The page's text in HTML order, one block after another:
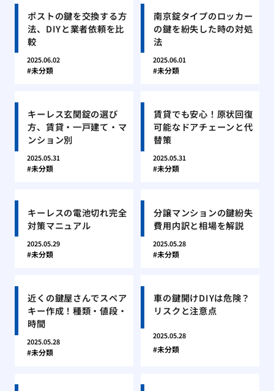
ポストの鍵を交換する方
法、DIYと業者依頼を比
較
2025.06.02
未分類
南京錠タイプのロッカー
の鍵を紛失した時の対処
法
2025.06.01
未分類
キーレス玄関錠の選び
方、賃貸・一戸建て・マ
ンション別
2025.05.31
未分類
賃貸でも安心！原状回復
可能なドアチェーンと代
替策
2025.05.31
未分類
キーレスの電池切れ完全
対策マニュアル
2025.05.29
未分類
分譲マンションの鍵紛失
費用内訳と相場を解説
2025.05.28
未分類
近くの鍵屋さんでスペア
キー作成！種類・値段・
時間
2025.05.28
未分類
車の鍵開けDIYは危険？
リスクと注意点
2025.05.28
未分類